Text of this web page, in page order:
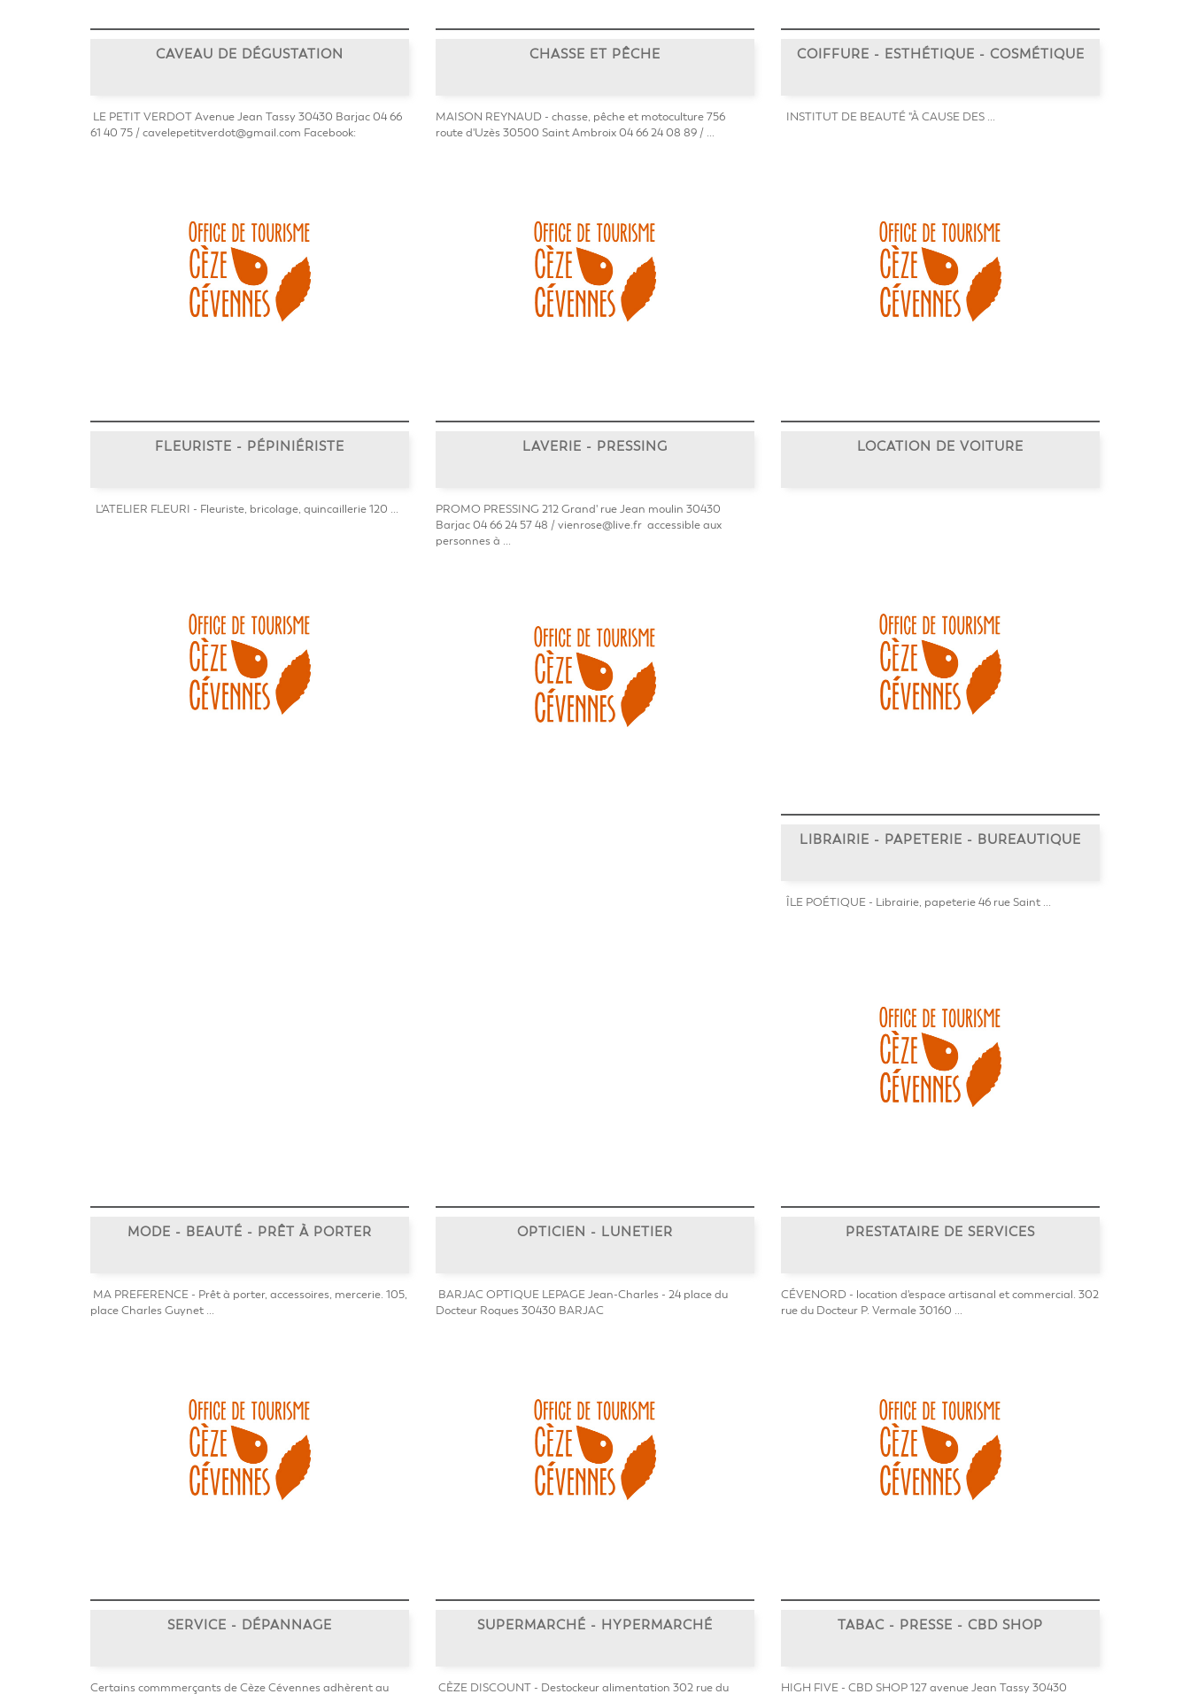
CAVEAU DE DÉGUSTATION
LE PETIT VERDOT Avenue Jean Tassy 30430 Barjac 04 66
61 40 75 / cavelepetitverdot@gmail.com Facebook:
CHASSE ET PÊCHE
MAISON REYNAUD - chasse, pêche et motoculture 756
route d'Uzès 30500 Saint Ambroix 04 66 24 08 89 / ...
COIFFURE - ESTHÉTIQUE - COSMÉTIQUE
INSTITUT DE BEAUTÉ "À CAUSE DES ...
FLEURISTE - PÉPINIÉRISTE
L'ATELIER FLEURI - Fleuriste, bricolage, quincaillerie 120 ...
LAVERIE - PRESSING
PROMO PRESSING 212 Grand' rue Jean moulin 30430
Barjac 04 66 24 57 48 / vienrose@live.fr accessible aux
personnes à ...
LOCATION DE VOITURE
LIBRAIRIE - PAPETERIE - BUREAUTIQUE
ÎLE POÉTIQUE - Librairie, papeterie 46 rue Saint ...
MODE - BEAUTÉ - PRÊT À PORTER
MA PREFERENCE - Prêt à porter, accessoires, mercerie. 105,
place Charles Guynet ...
OPTICIEN - LUNETIER
BARJAC OPTIQUE LEPAGE Jean-Charles - 24 place du
Docteur Roques 30430 BARJAC
PRESTATAIRE DE SERVICES
CÉVENORD - location d'espace artisanal et commercial. 302
rue du Docteur P. Vermale 30160 ...
SERVICE - DÉPANNAGE
Certains commmerçants de Cèze Cévennes adhèrent au
SUPERMARCHÉ - HYPERMARCHÉ
CÈZE DISCOUNT - Destockeur alimentation 302 rue du
TABAC - PRESSE - CBD SHOP
HIGH FIVE - CBD SHOP 127 avenue Jean Tassy 30430